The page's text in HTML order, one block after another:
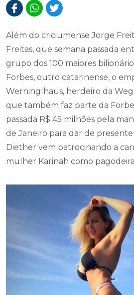
Além do criciumense Jorge
Freitas, que semana passada
grupo dos 100 maiores
Forbes, outro catarinense, o
Werninglhaus, herdeiro da
que também faz parte da
passada R$ 45 milhões pela
de Janeiro para dar de
Diether vem patrocinando a
mulher Karinah como